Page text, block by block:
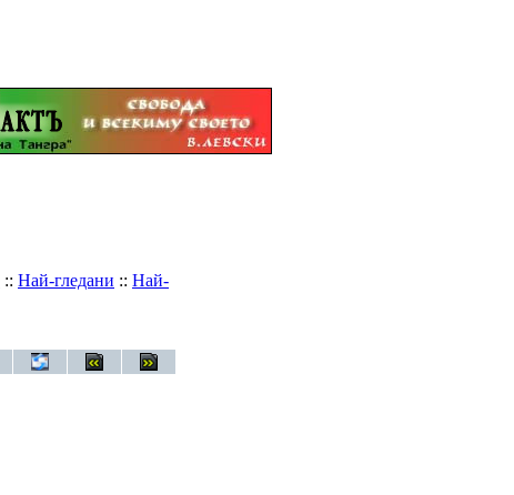
:: Най-гледани :: Най-